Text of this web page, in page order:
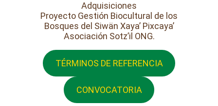
Adquisiciones
Proyecto Gestión Biocultural de los
Bosques del Siwän Xaya’ Pixcaya’
Asociación Sotz’il ONG.
TÉRMINOS DE REFERENCIA
CONVOCATORIA